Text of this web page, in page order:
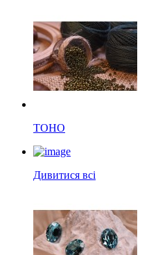
TOHO
Дивитися всі